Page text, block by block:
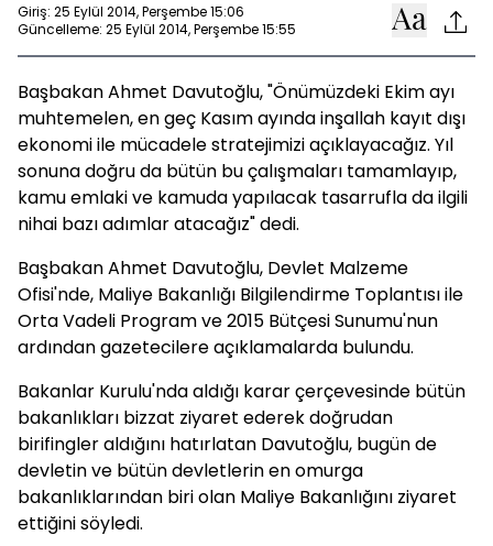
Giriş: 25 Eylül 2014, Perşembe 15:06
Güncelleme: 25 Eylül 2014, Perşembe 15:55
Başbakan Ahmet Davutoğlu, "Önümüzdeki Ekim ayı
muhtemelen, en geç Kasım ayında inşallah kayıt dışı
ekonomi ile mücadele stratejimizi açıklayacağız. Yıl
sonuna doğru da bütün bu çalışmaları tamamlayıp,
kamu emlaki ve kamuda yapılacak tasarrufla da ilgili
nihai bazı adımlar atacağız" dedi.
Başbakan Ahmet Davutoğlu, Devlet Malzeme
Ofisi'nde, Maliye Bakanlığı Bilgilendirme Toplantısı ile
Orta Vadeli Program ve 2015 Bütçesi Sunumu'nun
ardından gazetecilere açıklamalarda bulundu.
Bakanlar Kurulu'nda aldığı karar çerçevesinde bütün
bakanlıkları bizzat ziyaret ederek doğrudan
birifingler aldığını hatırlatan Davutoğlu, bugün de
devletin ve bütün devletlerin en omurga
bakanlıklarından biri olan Maliye Bakanlığını ziyaret
ettiğini söyledi.